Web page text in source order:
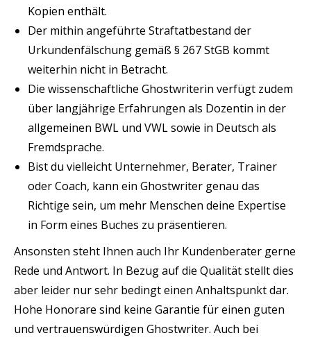
Kopien enthält.
Der mithin angeführte Straftatbestand der
Urkundenfälschung gemäß § 267 StGB kommt
weiterhin nicht in Betracht.
Die wissenschaftliche Ghostwriterin verfügt zudem
über langjährige Erfahrungen als Dozentin in der
allgemeinen BWL und VWL sowie in Deutsch als
Fremdsprache.
Bist du vielleicht Unternehmer, Berater, Trainer
oder Coach, kann ein Ghostwriter genau das
Richtige sein, um mehr Menschen deine Expertise
in Form eines Buches zu präsentieren.
Ansonsten steht Ihnen auch Ihr Kundenberater gerne
Rede und Antwort. In Bezug auf die Qualität stellt dies
aber leider nur sehr bedingt einen Anhaltspunkt dar.
Hohe Honorare sind keine Garantie für einen guten
und vertrauenswürdigen Ghostwriter. Auch bei